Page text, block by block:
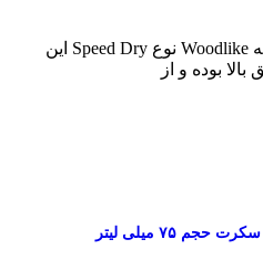
ویژگی های مام ضد تعریق زنانه Woodlike نوع Speed Dry این
بوده و از
۷۵ میلی لیتر